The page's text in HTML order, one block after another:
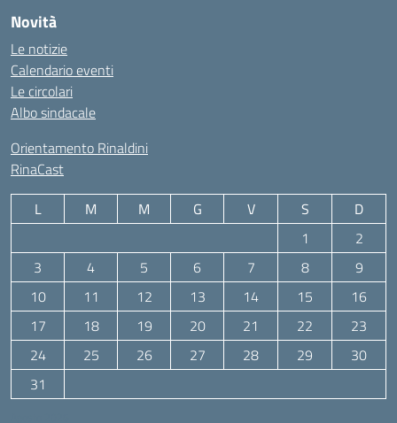
Novità
Le notizie
Calendario eventi
Le circolari
Albo sindacale
Orientamento Rinaldini
RinaCast
L M M G V S
D
1
2
3
4 5 6 7 8
9
10
11 12 13 14 15
16
17
18 19 20 21 22
23
24
25 26 27 28 29
30
31